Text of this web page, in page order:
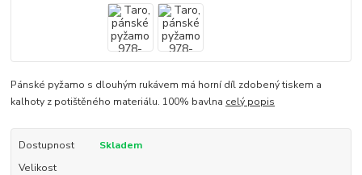
Pánské pyžamo s dlouhým rukávem má horní díl zdobený tiskem a
kalhoty z potištěného materiálu. 100% bavlna celý popis
Dostupnost
Skladem
Velikost